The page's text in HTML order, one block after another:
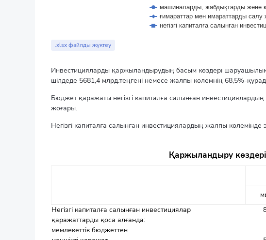
машиналарды, жабдықтарды және
ғимараттар мен имараттарды
негізгі капиталға салынған
End of interactive chart.
.xlsx файлды жүктеу
Инвестицияларды қаржыландырудың басым көздері шаруашылық
шілдеде 5681,4 млрд.теңгені немесе жалпы көлемнің 68,5%-
Бюджет қаражаты негізгі капиталға салынған
жоғары.
Негізгі капиталға салынған инвестициялардың жалпы
Қаржыландыру
Негізгі капиталға салынған инвестициялар
қаражаттарды қоса алғанда:
мемлекеттік бюджеттен